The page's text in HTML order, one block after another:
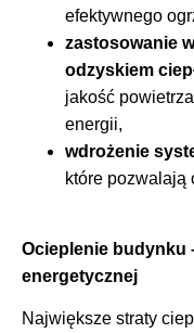
efektywnego
zastosowanie
odzyskiem
jakość
energii,
wdrożenie
które pozwalają
Ocieplenie budynku
energetycznej
Największe straty